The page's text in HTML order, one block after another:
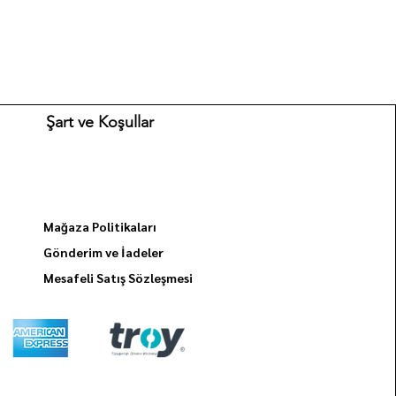
Şart ve Koşullar
Mağaza Politikaları
Gönderim ve İadeler
Mesafeli Satış Sözleşmesi